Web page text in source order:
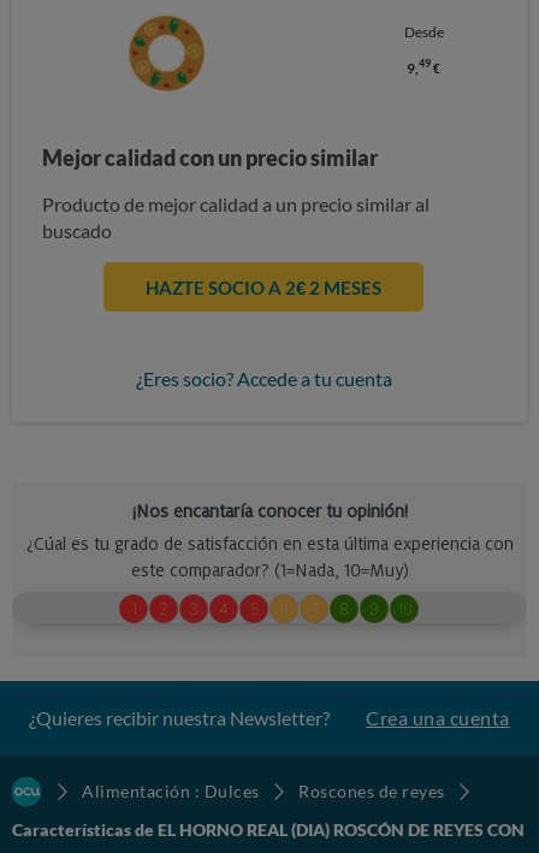
Desde
9,49 €
Mejor calidad con un precio similar
Producto de mejor calidad a un precio similar al
buscado
HAZTE SOCIO A 2€ 2 MESES
¿Eres socio? Accede a tu cuenta
¿Quieres recibir nuestra Newsletter? Crea una cuenta
Alimentación : Dulces
Roscones de reyes
Características de EL HORNO REAL (DIA) ROSCÓN DE REYES CON